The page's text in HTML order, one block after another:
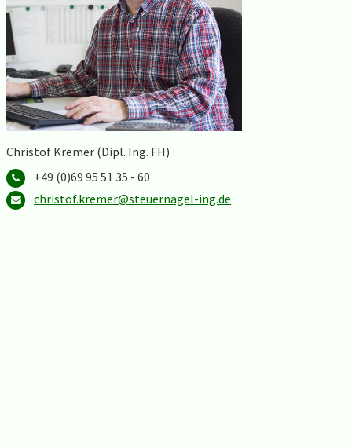
Christof Kremer (Dipl. Ing. FH)
+49 (0)69 95 51 35 - 60
christof.kremer@steuernagel-ing.de